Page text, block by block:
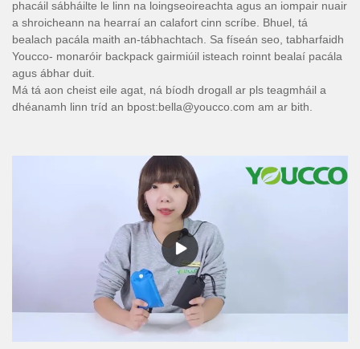
phacáil sábháilte le linn na loingseoireachta agus an iompair nuair
a shroicheann na hearraí an calafort cinn scríbe. Bhuel, tá
bealach pacála maith an-tábhachtach. Sa físeán seo, tabharfaidh
Youcco- monaróir backpack gairmiúil isteach roinnt bealaí pacála
agus ábhar duit.
Má tá aon cheist eile agat, ná bíodh drogall ar pls teagmháil a
dhéanamh linn tríd an bpost:bella@youcco.com am ar bith.